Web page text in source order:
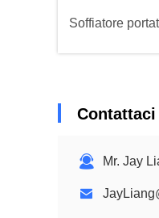
Soffiatore
Contattaci
Mr. Jay